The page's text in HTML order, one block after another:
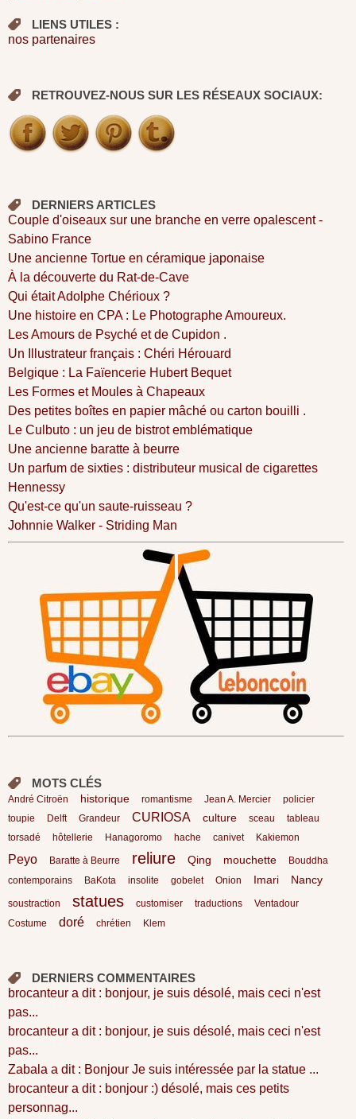
LIENS UTILES :
nos partenaires
RETROUVEZ-NOUS SUR LES RÉSEAUX SOCIAUX:
DERNIERS ARTICLES
Couple d'oiseaux sur une branche en verre opalescent -
Sabino France
Une ancienne Tortue en céramique japonaise
À la découverte du Rat-de-Cave
Qui était Adolphe Chérioux ?
Une histoire en CPA : Le Photographe Amoureux.
Les Amours de Psyché et de Cupidon .
Un Illustrateur français : Chéri Hérouard
Belgique : La Faïencerie Hubert Bequet
Les Formes et Moules à Chapeaux
Des petites boîtes en papier mâché ou carton bouilli .
Le Culbuto : un jeu de bistrot emblématique
Une ancienne baratte à beurre
Un parfum de sixties : distributeur musical de cigarettes
Hennessy
Qu'est-ce qu'un saute-ruisseau ?
Johnnie Walker - Striding Man
MOTS CLÉS
André Citroën historique romantisme Jean A. Mercier
policier
toupie
Delft Grandeur CURIOSA culture sceau
tableau
torsadé
hôtellerie Hanagoromo hache canivet Kakiemon
Peyo Baratte à Beurre reliure Qing mouchette
Bouddha
contemporains
BaKota insolite gobelet Onion Imari Nancy
soustraction statues customiser traductions
Ventadour
Costume
doré chrétien Klem
DERNIERS COMMENTAIRES
brocanteur a dit : bonjour, je suis désolé, mais ceci n'est
pas...
brocanteur a dit : bonjour, je suis désolé, mais ceci n'est
pas...
Zabala a dit : Bonjour Je suis intéressée par la statue ...
brocanteur a dit : bonjour :) désolé, mais ces petits
personnag...